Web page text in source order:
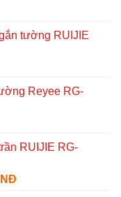
tường RUIJIE
Reyee RG-
RUIJIE RG-
Giá